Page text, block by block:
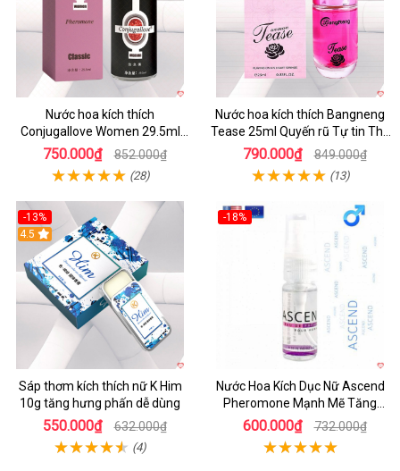
Nước hoa kích thích
Conjugallove Women 29.5ml
tăng ham muốn phấn khích
750.000₫ 852.000₫
(28)
Nước hoa kích thích Bangneng
Tease 25ml Quyến rũ Tự tin Thu
hút
790.000₫ 849.000₫
(13)
-13%
Hot
4.5
Sáp thơm kích thích nữ K Him
10g tăng hưng phấn dễ dùng
550.000₫ 632.000₫
(4)
-18%
Nước Hoa Kích Dục Nữ Ascend
Pheromone Mạnh Mẽ Tăng
Ham Muốn
600.000₫ 732.000₫